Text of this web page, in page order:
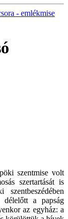
- emlékmise
szentmise volt
szertartását is
délelőtt a papság
az egyház: a